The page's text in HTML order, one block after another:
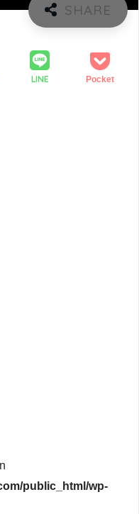
LINE Pocket
public_html/wp-